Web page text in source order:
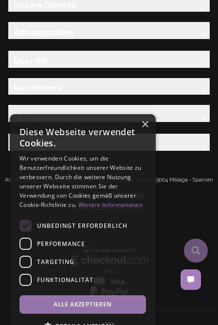
Hilfe
Entdecken Sie die AW-Familie
AW Artisan S.L.Calle Caleta de Velez n39, 41 PI Santa Tereza 29004 Málaga - Spanien
IdNr: ESB93657658
UID: ESB93657658
×
Diese Webseite verwendet
Cookies.
Wir verwenden Cookies, um die
Benutzerfreundlichkeit unserer Website zu
verbessern. Durch die weitere Nutzung
unserer Webseite stimmen Sie der
Verwendung von Cookies gemäß unserer
Cookie-Richtlinie zu. Weitere Informationen
UNBEDINGT ERFORDERLICH
PERFORMANCE
TARGETING
FUNKTIONALITÄT
ALLE AKZEPTIEREN